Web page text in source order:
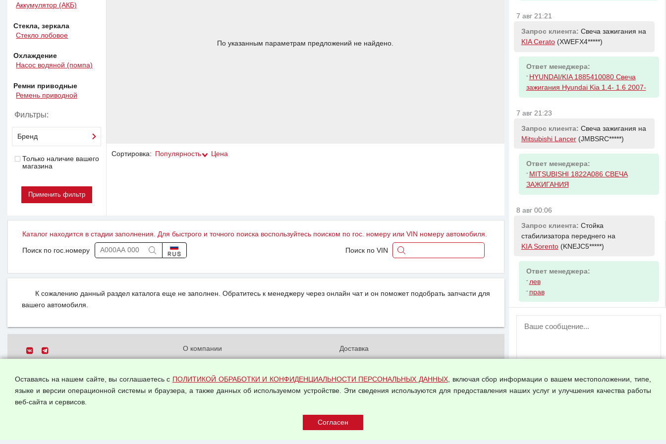
Аккумулятор (АКБ)
Стекла, зеркала
Стекло лобовое
Охлаждение
Насос водяной (помпа)
Ремни приводные
Ремень приводной
Фильтры:
Бренд
Только наличие вашего
магазина
По указанным параметрам предложений не найдено.
Сортировка: Популярность Цена
Каталог находится в стадии заполнения. Для быстрого и точного поиска воспользуйтесь поиском по гос. номеру или VIN номеру автомобиля.
Поиск по гос.номеру Поиск по VIN
К сожалению данный раздел каталога еще не заполнен. Обратитесь к менеджеру через онлайн чат и он поможет подобрать запчасти для
вашего автомобиля.
Все права защищены.
О компании
Согласием на обработку персональных
данных
Доставка
Оплата и возвраты
Арендодателям
Оставаясь на нашем сайте, вы соглашаетесь с ПОЛИТИКОЙ ОБРАБОТКИ И КОНФИДЕНЦИАЛЬНОСТИ ПЕРСОНАЛЬНЫХ ДАННЫХ, включая сбор информации о вашем местоположении, типе,
языке и версии операционной системы и браузера, а также данных об используемом устройстве. Эти сведения используются для предоставления наших услуг и улучшения качества работы
веб-сайта и сервисов.
7 авг 21:21
Запрос клиента: Свеча зажигания на
KIA Cerato(XWEFX4*****)
Ответ менеджера:
- HYUNDAI/KIA 1885410080 Свеча
зажигания Hyundai Kia 1.4- 1.6 2007-
7 авг 21:23
Запрос клиента: Свеча зажигания на
Mitsubishi Lancer(JMBSRC*****)
Ответ менеджера:
- MITSUBISHI 1822A086 СВЕЧА
ЗАЖИГАНИЯ
8 авг 00:06
Запрос клиента: Стойка
стабилизатора переднего на
KIA Sorento(KNEJC5*****)
Ответ менеджера:
- лев
- прав
ВНИМАНИЕ!
пользователей временно отключена!
аккаунт.